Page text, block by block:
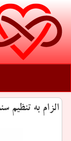
الزام به تنظیم